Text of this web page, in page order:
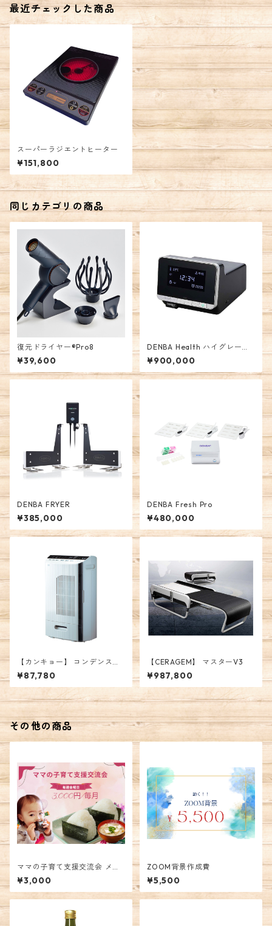
最近チェックした商品
スーパーラジエントヒーター
¥151,800
同じカテゴリの商品
復元ドライヤー®︎Pro8
¥39,600
DENBA Health ハイグレード
タイプ
¥900,000
DENBA FRYER
¥385,000
DENBA Fresh Pro
¥480,000
【カンキョー】 コンデンス除
湿機
¥87,780
【CERAGEM】 マスターV3
¥987,800
その他の商品
ママの子育て支援交流会 メン
バーズ
¥3,000
ZOOM背景作成費
¥5,500